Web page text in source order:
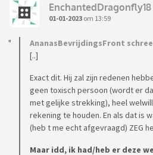
EnchantedDragonfly18
01-01-2023 om 13:59
AnanasBevrijdingsFront
[..]
Exact dit. Hij zal zijn redenen
geen toxisch persoon (wordt er
met gelijke strekking), heel
rekening te houden. En als dat is
(heb t me echt afgevraagd) ZEG
Maar idd, ik had/heb er deze